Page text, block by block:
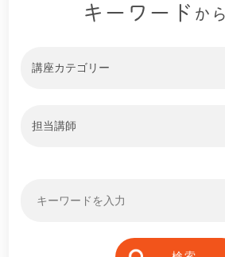
キーワード から
講座カテゴリー
担当講師